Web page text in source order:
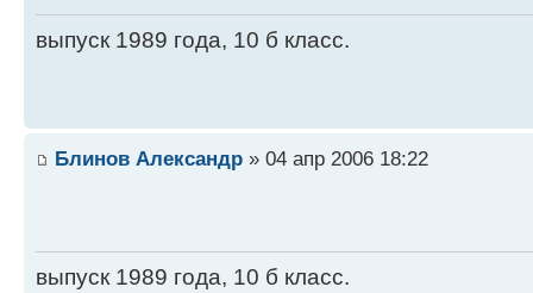
выпуск 1989 года, 10 б класс.
Блинов Александр » 04 апр 2006 18:22
выпуск 1989 года, 10 б класс.